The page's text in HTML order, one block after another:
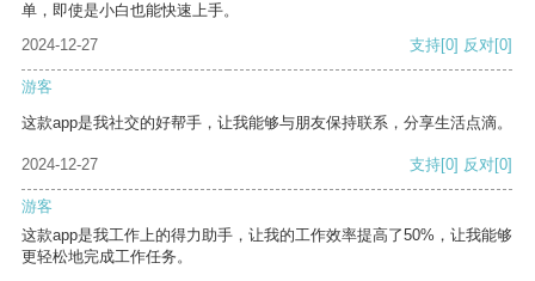
单，即使是小白也能快速上手。
2024-12-27
支持[0] 反对[0]
游客
这款app是我社交的好帮手，让我能够与朋友保持联系，分享生活点滴。
2024-12-27 支持[0] 反对[0]
游客
这款app是我工作上的得力助手，让我的工作效率提高了50%，让我能够
更轻松地完成工作任务。